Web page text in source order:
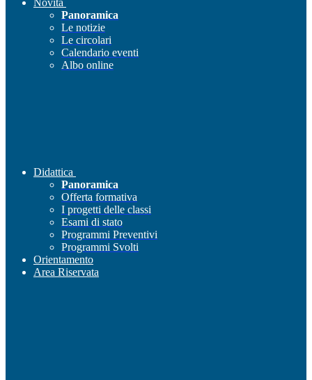
Novità
Panoramica
Le notizie
Le circolari
Calendario eventi
Albo online
Didattica
Panoramica
Offerta formativa
I progetti delle classi
Esami di stato
Programmi Preventivi
Programmi Svolti
Orientamento
Area Riservata